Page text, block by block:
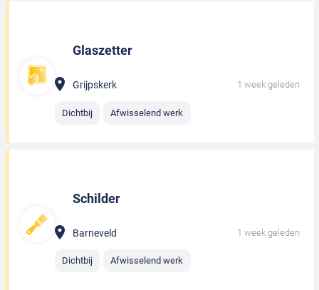
Glaszetter
Grijpskerk 1 week geleden
Dichtbij Afwisselend werk
Schilder
Barneveld 1 week geleden
Dichtbij Afwisselend werk